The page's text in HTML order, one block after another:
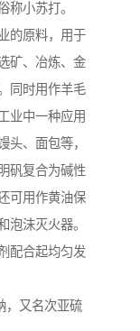
称小苏打。
的原料，用于
矿、冶炼、金
同时用作羊毛
业中一种应用
头、面包等，
矾复合为碱性
可用作黄油保
泡沫灭火器。
配合起均匀发
，又名次亚硫